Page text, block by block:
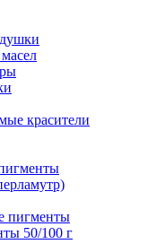
красители
пигменты
50/100 г